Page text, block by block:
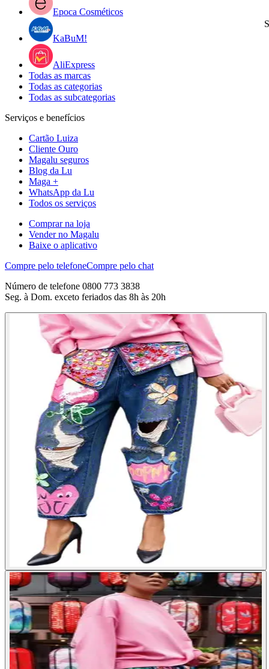
Epoca Cosméticos
KaBuM!
AliExpress
Todas as marcas
Todas as categorias
Todas as subcategorias
Serviços e benefícios
Cartão Luiza
Cliente Ouro
Magalu seguros
Blog da Lu
Maga +
WhatsApp da Lu
Todos os serviços
Comprar na loja
Vender no Magalu
Baixe o aplicativo
Compre pelo telefoneCompre pelo chat
Número de telefone 0800 773 3838
Seg. à Dom. exceto feriados das 8h às 20h